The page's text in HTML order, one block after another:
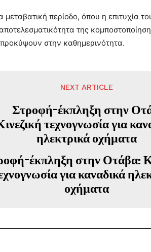
μεταβατική περίοδο, όπου η
της
στην καθημερινότητα.
NEXT ARTICLE
έκπληξη στην Οτάβα:
για καναδικά
οχήματα